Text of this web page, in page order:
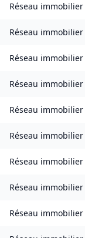
Réseau immobilier
Réseau immobilier
Réseau immobilier
Réseau immobilier
Réseau immobilier
Réseau immobilier
Réseau immobilier
Réseau immobilier
Réseau immobilier